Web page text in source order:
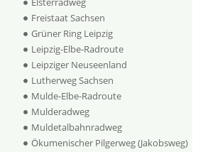
Freistaat Sachsen
Grüner Ring Leipzig
Leipzig-Elbe-Radroute
Leipziger Neuseenland
Lutherweg Sachsen
Mulde-Elbe-Radroute
Mulderadweg
Muldetalbahnradweg
Ökumenischer Pilgerweg (Jakobsweg)